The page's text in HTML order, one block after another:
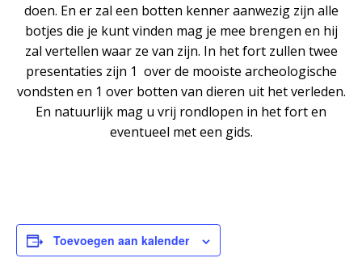
doen. En er zal een botten kenner aanwezig zijn alle
botjes die je kunt vinden mag je mee brengen en hij
zal vertellen waar ze van zijn. In het fort zullen twee
presentaties zijn 1 over de mooiste archeologische
vondsten en 1 over botten van dieren uit het verleden.
En natuurlijk mag u vrij rondlopen in het fort en
eventueel met een gids.
Toevoegen aan kalender